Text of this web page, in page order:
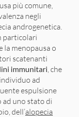
più comune,
negli
androgenetica.
particolari
la menopausa o
scatenanti
immunitari, che
ad
espulsione
uno stato di
dell’alopecia